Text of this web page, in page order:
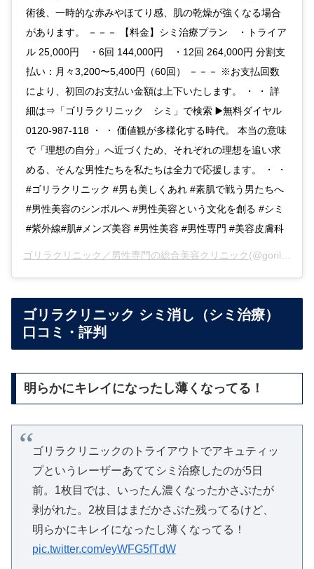
術後、一時的な赤みやほてり感、肌の乾燥が強くなる場合
があります。 －－－ 【料金】シミ治療プラン ・トライア
ル 25,000円 ・6回 144,000円 ・12回 264,000円 分割支
払い：月々3,200〜5,400円（60回） －－－ ※お支払回数
により、初回のお支払い金額は上下いたします。 ・ ・ 詳
細は⇒「ゴリラクリニック シミ」で検索 ▶️無料ダイヤル
0120-987-118 ・ ・ 価値観が多様化する時代。 本当の意味
で「理想の自分」へ近づくため、それぞれの理想を追い求
める、そんな男性たちを私たちは全力で応援します。 ・ ・
#ゴリラクリニック #男も美しくあれ #素肌で戦う男たちへ
#男性美容のシンボルへ #男性美容という文化を創る #シミ
#紫外線#肌#メンズ美容 #男性美容 #男性専門 #美容皮膚科
ゴリラクリニック／男性専門の総合美容クリニック (@gorilla.clinic)がシェアした投稿 –
ゴリラクリニック シミ消し（シミ治療）
口コミ・評判
明らかにキレイになったし薄くなってる！
ゴリラクリニックのトライアウトでアキュティッ
プというレーザーあててシミ治療したのが5日
前。1枚目では、いったん濃くなったかさぶたが
剥がれた。2枚目はまだかさぶた残ってるけど、
明らかにキレイになったし薄くなってる！
pic.twitter.com/eyWFG5fTdW